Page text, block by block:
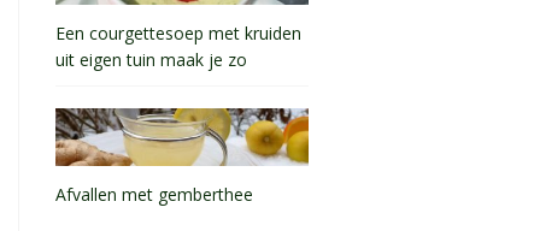
Een courgettesoep met kruiden
uit eigen tuin maak je zo
Afvallen met gemberthee